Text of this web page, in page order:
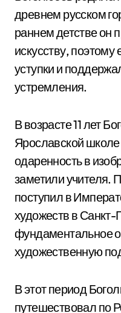
древнем русском
раннем детстве он
искусству,
уступки и
устремления.
В возрасте 11 лет
Ярославской школе
одаренность в
заметили учителя.
поступил в
художеств в Санкт-
фундаментальное
художественную
В этот период
путешествовал по